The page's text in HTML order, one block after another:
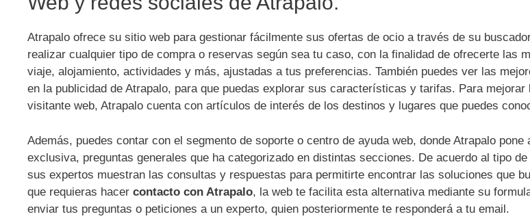
Atrapalo ofrece su sitio web para gestionar fácilmente sus ofertas de ocio a través de su
realizar cualquier tipo de compra o reservas según sea tu caso, con la finalidad de ofrecerte las
viaje, alojamiento, actividades y más, ajustadas a tus preferencias. También puedes ver las
en la publicidad de Atrapalo, para que puedas explorar sus características y tarifas. Para mejorar
visitante web, Atrapalo cuenta con artículos de interés de los destinos y lugares que puedes
Además, puedes contar con el segmento de soporte o centro de ayuda web, donde Atrapalo pone
exclusiva, preguntas generales que ha categorizado en distintas secciones. De acuerdo al tipo
sus expertos muestran las consultas y respuestas para permitirte encontrar las soluciones que
que requieras hacer contacto con Atrapalo, la web te facilita esta alternativa mediante su
enviar tus preguntas o peticiones a un experto, quien posteriormente te responderá a tu email.